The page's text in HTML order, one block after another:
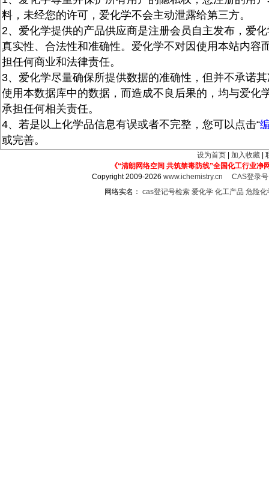
料，未经您的许可，爱化学不会主动泄露给第三方。
2、爱化学提供的产品供应商是注册会员自主发布，爱
真实性、合法性和准确性。爱化学不对因使用本站内容
担任何商业和法律责任。
3、爱化学尽量确保所提供数据的准确性，但并不承诺
使用本数据库中的数据，而造成不良后果的，均与爱化
承担任何相关责任。
4、若是以上化学品信息有误或者不完整，您可以点击“
或完善。
设为首页 加入收藏
《“清朗网络空间 共筑禁毒防线”全国化工行业净
Copyright 2009-2026www.ichemistry.cn
CAS登录
网络实名： cas登记号检索 爱化学 化工产品 危险化